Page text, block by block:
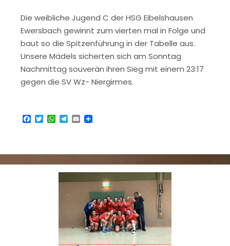
Die weibliche Jugend C der HSG Eibelshausen
Ewersbach gewinnt zum vierten mal in Folge und
baut so die Spitzenführung in der Tabelle aus.
Unsere Mädels sicherten sich am Sonntag
Nachmittag souverän ihren Sieg mit einem 23:17
gegen die SV Wz- Niergirmes.
Facebook
TwitterWhatsApp
Telegram
Email